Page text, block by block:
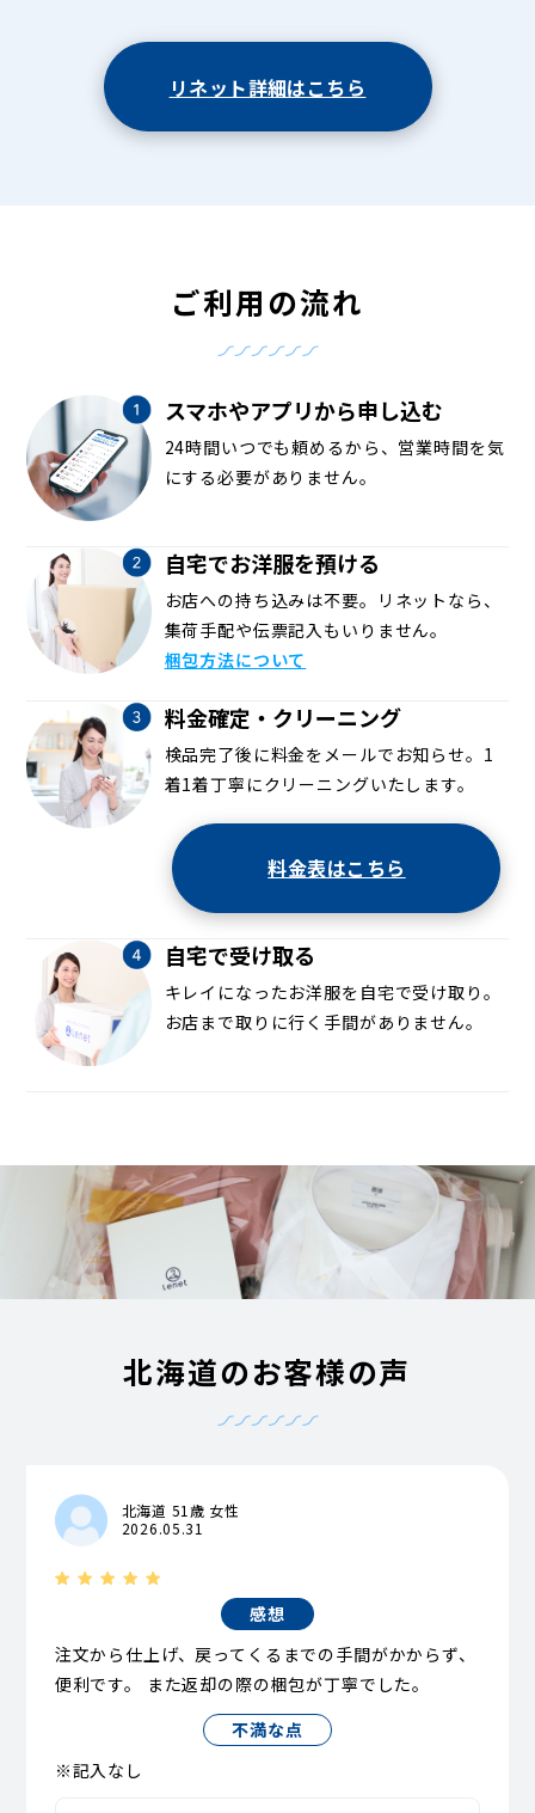
リネット詳細はこちら
ご利用の流れ
スマホやアプリから申し込む
24時間いつでも頼めるから、営業時間を気
にする必要がありません。
自宅でお洋服を預ける
お店への持ち込みは不要。リネットなら、
集荷手配や伝票記入もいりません。
梱包方法について
料金確定・クリーニング
検品完了後に料金をメールでお知らせ。1
着1着丁寧にクリーニングいたします。
料金表はこちら
自宅で受け取る
キレイになったお洋服を自宅で受け取り。
お店まで取りに行く手間がありません。
北海道のお客様の声
北海道 51歳 女性
2026.05.31
感想
注文から仕上げ、戻ってくるまでの手間がかからず、
便利です。 また返却の際の梱包が丁寧でした。
不満な点
※記入なし